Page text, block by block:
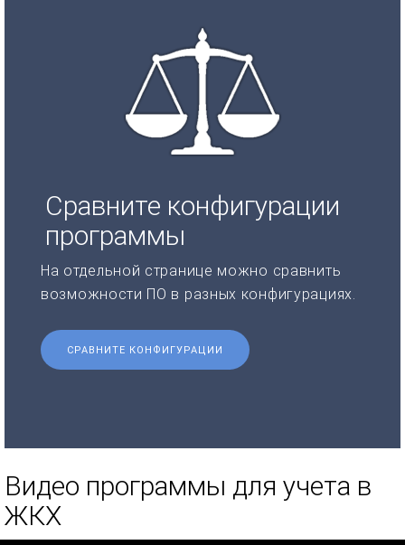
Сравните конфигурации
программы
На отдельной странице можно сравнить
возможности ПО в разных конфигурациях.
СРАВНИТЕ КОНФИГУРАЦИИ
Видео программы для учета в
ЖКХ